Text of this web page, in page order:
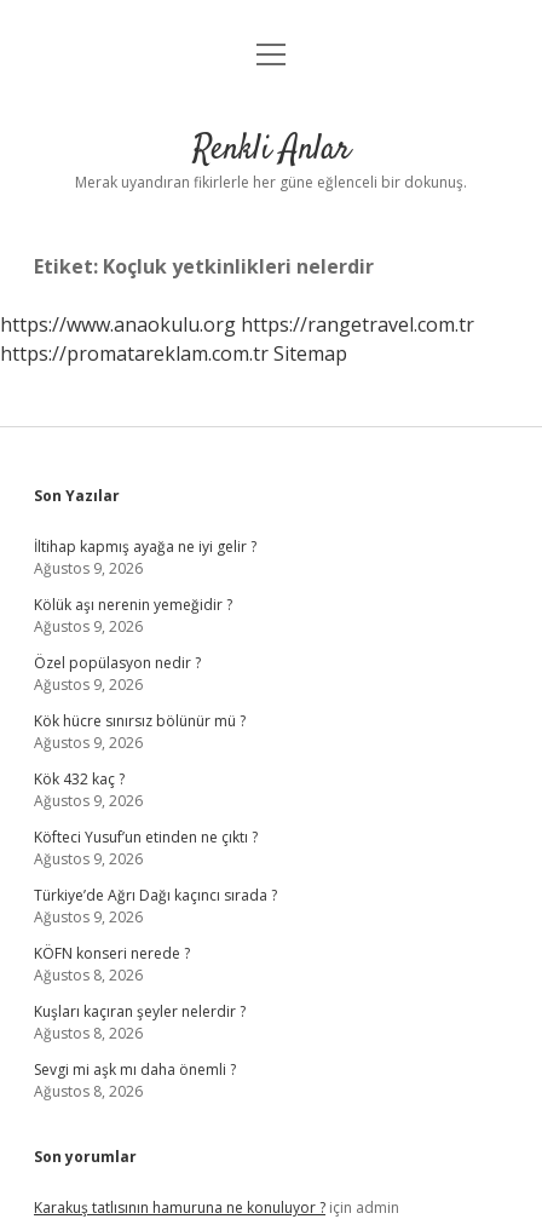
Anasayfa
Yasal Uyarı
menüyü
Renkli Anlar
Merak uyandıran fikirlerle her güne eğlenceli bir dokunuş.
Etiket: Koçluk yetkinlikleri nelerdir
https://www.anaokulu.org https://rangetravel.com.tr
https://promatareklam.com.trSitemap
Sidebar
Son Yazılar
İltihap kapmış ayağa ne iyi gelir ?
Ağustos 9, 2026
Kölük aşı nerenin yemeğidir ?
Ağustos 9, 2026
Özel popülasyon nedir ?
Ağustos 9, 2026
Kök hücre sınırsız bölünür mü ?
Ağustos 9, 2026
Kök 432 kaç ?
Ağustos 9, 2026
Köfteci Yusuf’un etinden ne çıktı ?
Ağustos 9, 2026
Türkiye’de Ağrı Dağı kaçıncı sırada ?
Ağustos 9, 2026
KÖFN konseri nerede ?
Ağustos 8, 2026
Kuşları kaçıran şeyler nelerdir ?
Ağustos 8, 2026
Sevgi mi aşk mı daha önemli ?
Ağustos 8, 2026
Son yorumlar
Karakuş tatlısının hamuruna ne konuluyor ? için admin